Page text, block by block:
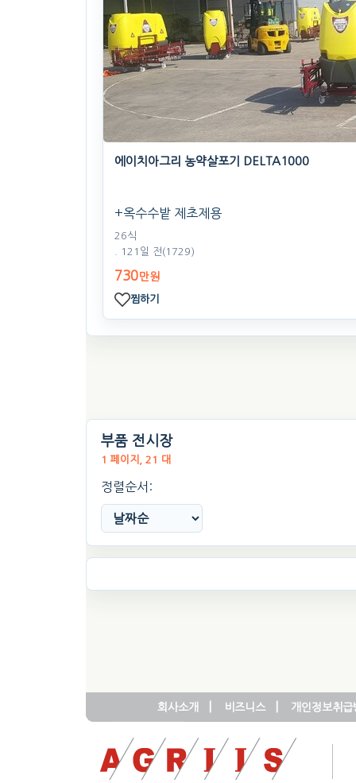
에이치아그리 농약살포기 DELTA1000
+옥수수밭 제초제용
26식
. 121일 전(1729)
730만원
찜하기
부품 전시장
1 페이지, 21 대
정렬순서:
회사소개 비즈니스 개인정보취급